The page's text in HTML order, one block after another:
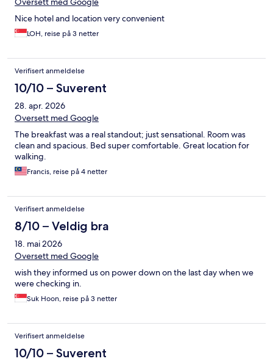
Nice hotel and location very convenient
LOH, reise på 3 netter
Verifisert anmeldelse
10/10 – Suverent
28. apr. 2026
Oversett med Google
The breakfast was a real standout; just sensational. Room was
clean and spacious. Bed super comfortable. Great location for
walking.
Francis, reise på 4 netter
Verifisert anmeldelse
8/10 – Veldig bra
18. mai 2026
Oversett med Google
wish they informed us on power down on the last day when we
were checking in.
Suk Hoon, reise på 3 netter
Verifisert anmeldelse
10/10 – Suverent